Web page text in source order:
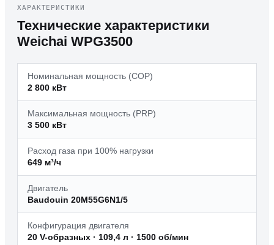
ХАРАКТЕРИСТИКИ
Технические характеристики
Weichai WPG3500
Номинальная мощность (COP)
2 800 кВт
Максимальная мощность (PRP)
3 500 кВт
Расход газа при 100% нагрузки
649 м³/ч
Двигатель
Baudouin 20M55G6N1/5
Конфигурация двигателя
20 V-образных · 109,4 л · 1500 об/мин